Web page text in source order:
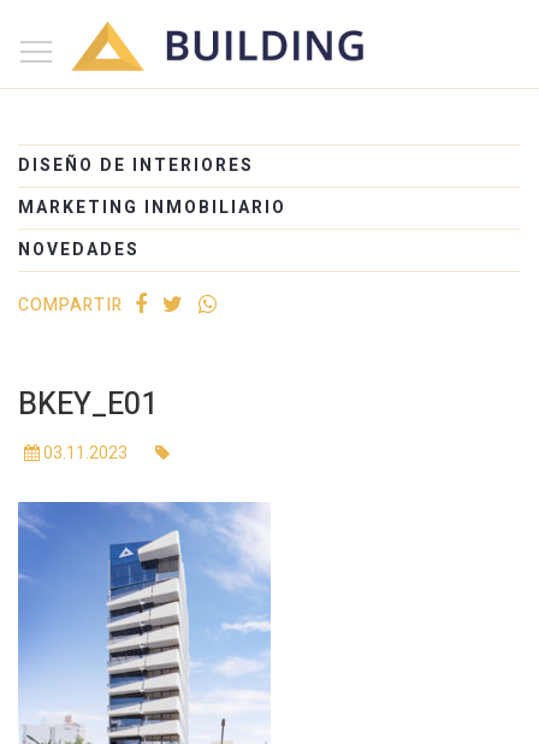
Inicio
Proyectos
DISEÑO DE INTERIORES
MARKETING INMOBILIARIO
NOVEDADES
COMPARTIR
BKEY_E01
03.11.2023